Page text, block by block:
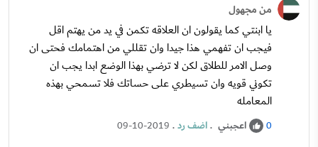
من مجهول
يا ابنتي كما يقولون ان العلاقه تكمن في يد من يهتم اقل
فيجب ان تفهمي هذا جيدا وان تقللي من اهتمامك فحتى ان
وصل الامر للطلاق لكن لا ترضي بهذا الوضع ابدا يجب ان
تكوني قويه وان تسيطري على حساتك فلا تسمحي بهذه
المعامله
0 اعجبني .اضف رد.
09-10-2019